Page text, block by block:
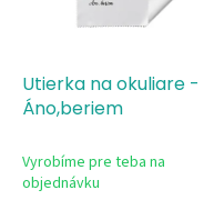
od
o
Utierka na okuliare -
Áno,beriem
Vyrobíme pre teba na
objednávku